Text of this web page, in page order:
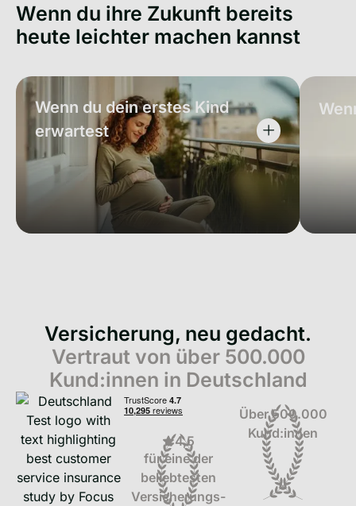
Wenn du ihre Zukunft bereits
heute leichter machen kannst
Wenn du dein erstes Kind
erwartest
Versicherung, neu gedacht.
Vertraut von über 500.000
Kund:innen in Deutschland
Über 500.000
Kund:innen
4,5
für eine der
beliebtesten
Versicherungs-